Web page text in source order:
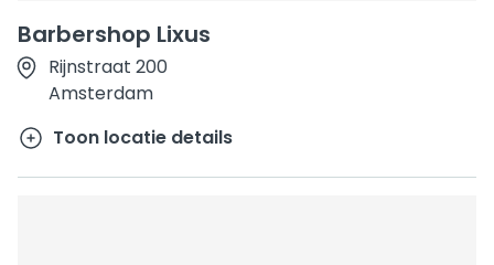
Barbershop Lixus
Rijnstraat 200
Amsterdam
Toon locatie details